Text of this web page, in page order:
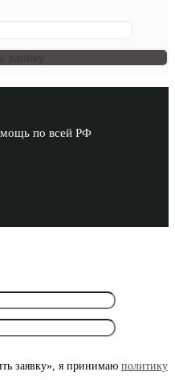
по всей РФ
заявку», я принимаю политику